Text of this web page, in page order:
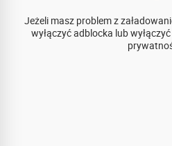
Jeżeli masz problem z
wyłączyć adblocka lub